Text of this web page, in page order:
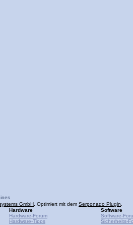
GmbH . Optimiert mit dem Serponado Plugin
Hardware
Hardware-Forum
Hardware-Tipps
Software
Software-
Sicherheits-